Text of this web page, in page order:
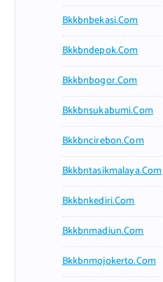
Bkkbnbekasi.com
Bkkbndepok.com
Bkkbnbogor.com
Bkkbnsukabumi.com
Bkkbncirebon.com
Bkkbntasikmalaya.com
Bkkbnkediri.com
Bkkbnmadiun.com
Bkkbnmojokerto.com